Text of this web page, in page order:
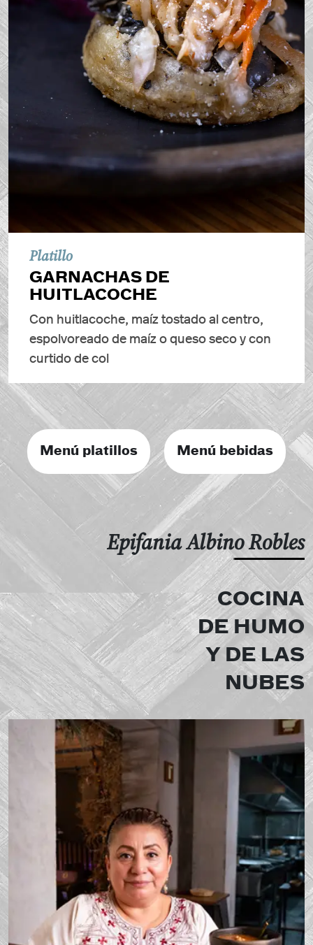
Platillo
GARNACHAS DE
HUITLACOCHE
Con huitlacoche, maíz tostado al centro,
espolvoreado de maíz o queso seco y con
curtido de col
Menú platillos Menú bebidas
Epifania Albino Robles
COCINA
DE HUMO
Y DE LAS
NUBES